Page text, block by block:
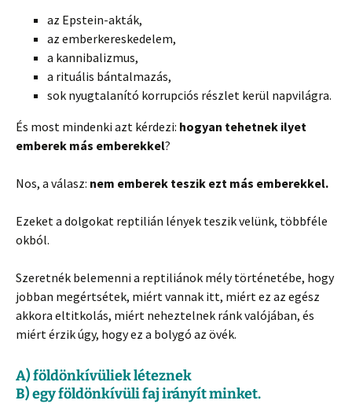
az Epstein-akták,
az emberkereskedelem,
a kannibalizmus,
a rituális bántalmazás,
sok nyugtalanító korrupciós részlet kerül napvilágra.
És most mindenki azt kérdezi: hogyan tehetnek ilyet
emberek más emberekkel?
Nos, a válasz: nem emberek teszik ezt más emberekkel.
Ezeket a dolgokat reptilián lények teszik velünk, többféle
okból.
Szeretnék belemenni a reptiliánok mély történetébe, hogy
jobban megértsétek, miért vannak itt, miért ez az egész
akkora eltitkolás, miért neheztelnek ránk valójában, és
miért érzik úgy, hogy ez a bolygó az övék.
A) földönkívüliek léteznek
B) egy földönkívüli faj irányít minket.